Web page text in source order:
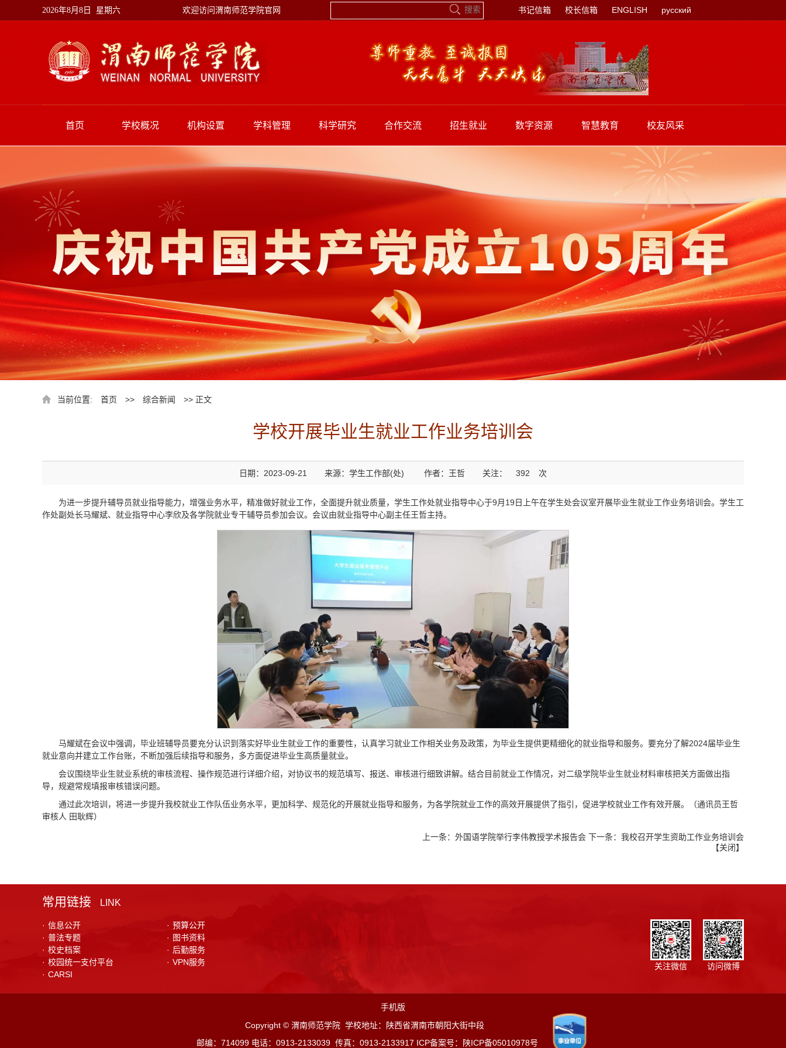
2026年8月8日 星期六 欢迎访问渭南师范学院官网 书记信箱 校长信箱 ENGLISH русский
首页 学校概况 机构设置 学科管理 科学研究 合作交流 招生就业 数字资源 智慧教育 校友风采
当前位置: 首页 >> 综合新闻 >> 正文
学校开展毕业生就业工作业务培训会
日期：2023-09-21 来源：学生工作部(处) 作者：王哲 关注： 392 次
为进一步提升辅导员就业指导能力，增强业务水平，精准做好就业工作，全面提升就业质量，学生工作处就业指导中心于9月19日上午在学生处会议室开展毕业生就业工作业务培训会。学生工
作处副处长马耀斌、就业指导中心李欣及各学院就业专干辅导员参加会议。会议由就业指导中心副主任王哲主持。
马耀斌在会议中强调，毕业班辅导员要充分认识到落实好毕业生就业工作的重要性，认真学习就业工作相关业务及政策，为毕业生提供更精细化的就业指导和服务。要充分了解2024届毕业生
就业意向并建立工作台账，不断加强后续指导和服务，多方面促进毕业生高质量就业。
会议围绕毕业生就业系统的审核流程、操作规范进行详细介绍，对协议书的规范填写、报送、审核进行细致讲解。结合目前就业工作情况，对二级学院毕业生就业材料审核把关方面做出指
导，规避常规填报审核错误问题。
通过此次培训，将进一步提升我校就业工作队伍业务水平，更加科学、规范化的开展就业指导和服务，为各学院就业工作的高效开展提供了指引，促进学校就业工作有效开展。（通讯员王哲
审核人 田耿辉）
上一条： 外国语学院举行李伟教授学术报告会 下一条： 我校召开学生资助工作业务培训会
【关闭】
常用链接 LINK
· 信息公开 · 预算公开
· 普法专题 · 图书资料
· 校史档案 · 后勤服务
· 校园统一支付平台 · VPN服务
· CARSI
访问微博
关注微信
手机版
Copyright © 渭南师范学院 学校地址：陕西省渭南市朝阳大街中段
邮编：714099 电话：0913-2133039 传真：0913-2133917 ICP备案号： 陕ICP备05010978号